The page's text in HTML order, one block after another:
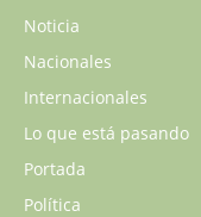
Noticia
Nacionales
Internacionales
Lo que está pasando
Portada
Política